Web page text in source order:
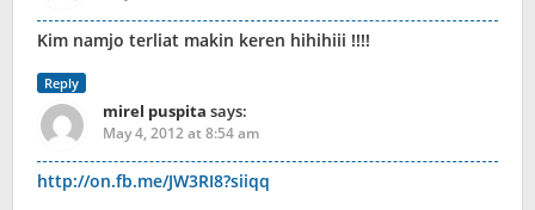
Kim namjo terliat makin keren hihihiii !!!!
Reply
mirel puspita says:
May 4, 2012 at 8:54 am
http://on.fb.me/JW3RI8?siiqq